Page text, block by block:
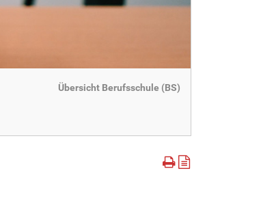
Übersicht Berufsschule (BS)